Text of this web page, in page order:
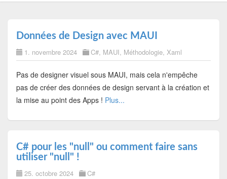
Données de Design avec MAUI
1. novembre 2024 C#, MAUI, Méthodologie, Xaml
Pas de designer visuel sous MAUI, mais cela n'empêche
pas de créer des données de design servant à la création et
la mise au point des Apps ! Plus...
C# pour les "null" ou comment faire sans
utiliser "null" !
25. octobre 2024 C#